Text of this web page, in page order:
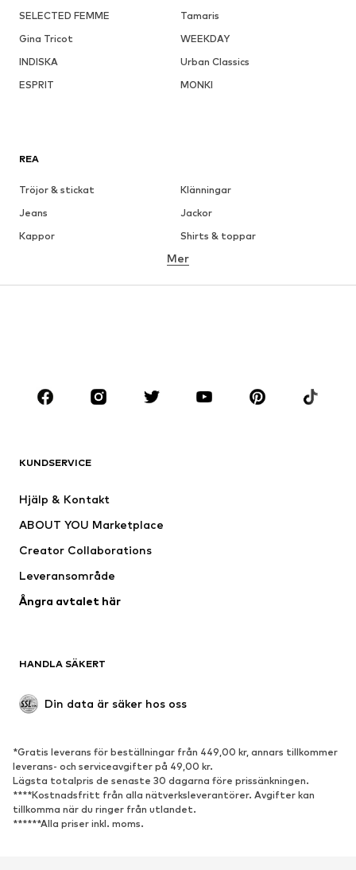
SELECTED FEMME
Tamaris
Gina Tricot
WEEKDAY
INDISKA
Urban Classics
ESPRIT
MONKI
REA
Tröjor & stickat
Klänningar
Jeans
Jackor
Kappor
Shirts & toppar
Underkläder
Kjolar
Blusar & tunikor
Premium
Nytt
Underkläder
Kappor
Badkläder
Upcycling
Populärt
Sneakers
Stövletter
Pumps & högklackade skor
Stövlar
Sandaler
Mer
KUNDSERVICE
Hjälp & Kontakt
ABOUT YOU Marketplace
Creator Collaborations
Leveransområde
Ångra avtalet här
HANDLA SÄKERT
Din data är säker hos oss
*Gratis leverans för beställningar från 449,00 kr, annars tillkommer
leverans- och serviceavgifter på 49,00 kr.
Lägsta totalpris de senaste 30 dagarna före prissänkningen.
****Kostnadsfritt från alla nätverksleverantörer. Avgifter kan
tillkomma när du ringer från utlandet.
******Alla priser inkl. moms.